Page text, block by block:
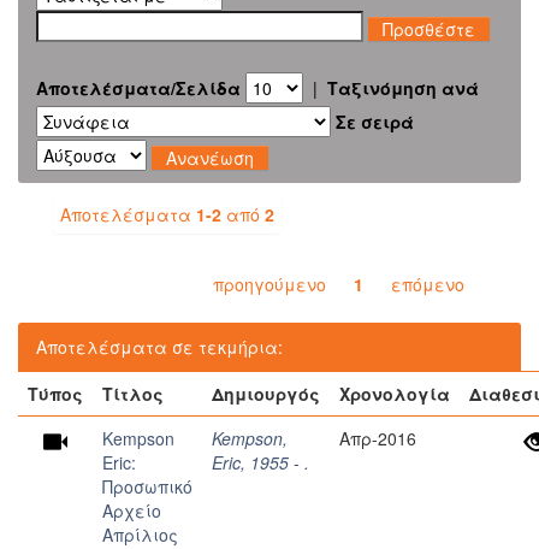
Αποτελέσματα/Σελίδα | Ταξινόμηση ανά
Σε σειρά
Αποτελέσματα 1-2 από 2
προηγούμενο 1 επόμενο
Αποτελέσματα σε τεκμήρια:
Τύπος
Τίτλος Δημιουργός Χρονολογία
Kempson
Eric:
Προσωπικό
Αρχείο
Απρίλιος
Kempson,
Eric, 1955 - .
Απρ-2016